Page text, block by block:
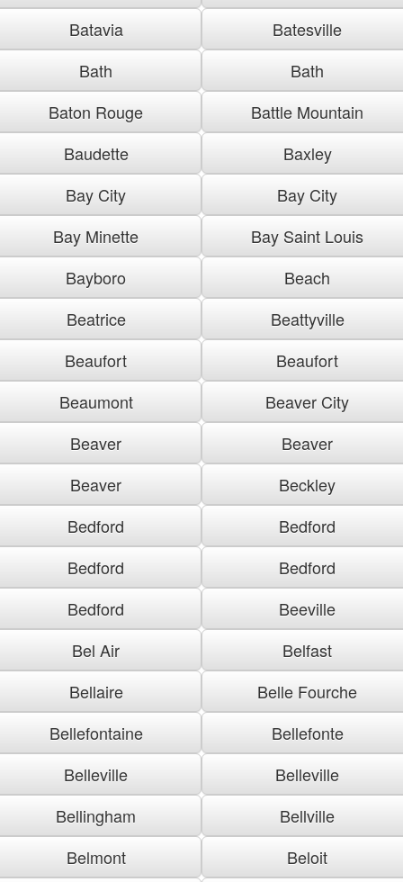
Batavia
Batesville
Bath
Bath
Baton Rouge
Battle Mountain
Baudette
Baxley
Bay City
Bay City
Bay Minette
Bay Saint Louis
Bayboro
Beach
Beatrice
Beattyville
Beaufort
Beaufort
Beaumont
Beaver City
Beaver
Beaver
Beaver
Beckley
Bedford
Bedford
Bedford
Bedford
Bedford
Beeville
Bel Air
Belfast
Bellaire
Belle Fourche
Bellefontaine
Bellefonte
Belleville
Belleville
Bellingham
Bellville
Belmont
Beloit